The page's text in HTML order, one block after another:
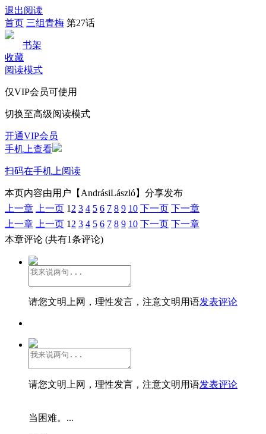
退出阅读
首页 三组青梅 第27话
书架
收藏
阅读模式
仅VIP会员可使用
切换至高级阅读模式
开通VIP会员
手机上查看
扫码在手机上阅读
本页内容由用户【AndrásiLászló】分享发布
上一章
上一页 1 2 3 4 5 6 7 8 9 10 下一页 下一章
上一章
上一页 1 2 3 4 5 6 7 8 9 10 下一页 下一章
本章评论 (共有1条评论)
请您文明上网，理性发言，注意文明用语发表评论
请您文明上网，理性发言，注意文明用语发表评论
当困难。...